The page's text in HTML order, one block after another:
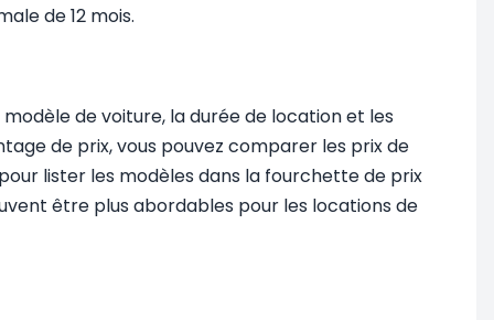
de 12 mois.
de voiture, la durée de location et les
de prix, vous pouvez comparer les prix de
lister les modèles dans la fourchette de prix
être plus abordables pour les locations de